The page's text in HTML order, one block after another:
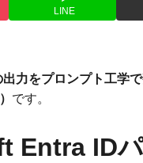
LINE
力をプロンプト工学
です。
Entra ID